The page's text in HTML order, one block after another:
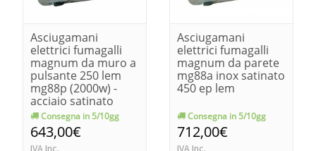
Asciugamani
elettrici fumagalli
magnum da muro a
pulsante 250 lem
mg88p (2000w) -
acciaio satinato
Consegna in 5/10gg
643,00€
IVA Inc.
Asciugamani
elettrici fumagalli
magnum da parete
mg88a inox satinato
450 ep lem
Consegna in 5/10gg
712,00€
IVA Inc.